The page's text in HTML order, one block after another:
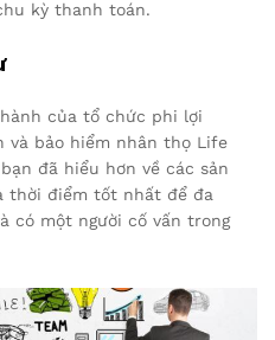
kỳ thanh toán.
của tổ chức phi lợi
và bảo hiểm nhân thọ Life
đã hiểu hơn về các sản
thời điểm tốt nhất để đa
có một người cố vấn trong